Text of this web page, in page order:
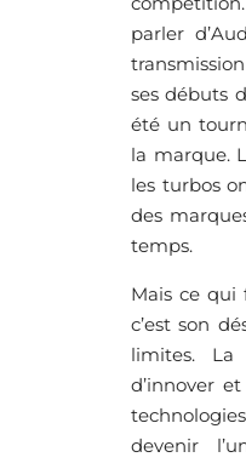
parler
ses débuts
été un
la marque.
les turbos
des
temps.
Mais ce qui
c’est son
limites. La
d’innover
devenir